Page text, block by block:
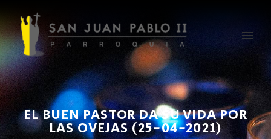
EL BUEN PASTOR DA SU VIDA POR
LAS OVEJAS (25-04-2021)